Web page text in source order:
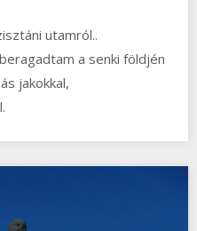
utamról..
a senki földjén
jakokkal,